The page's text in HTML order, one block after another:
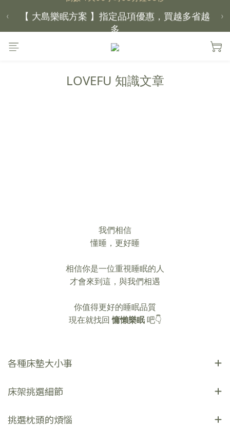
【 大島樂眠方案 】指定品項優惠，買越多省越
多
【新家入厝禮】新家起點，送上祝福
【 涼感家族 】天氣越熱，優惠越多
‹ ›
LOVEFU 知識文章
我們相信
懂睡，更好睡
相信你是一位重視睡眠的人
才會來到這，與我們相遇
你值得更好的睡眠品質
現在就找回慵懶樂眠吧👇
各種床墊大小事
床架挑選細節
挑選枕頭的煩惱